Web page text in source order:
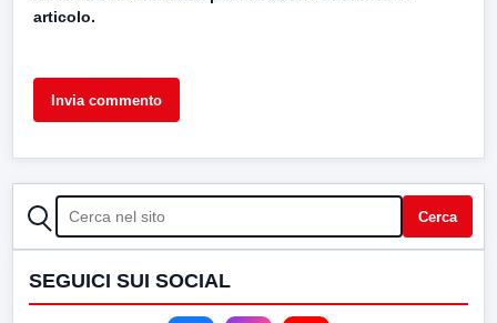
articolo.
CERCA Cerca
SEGUICI SUI SOCIAL